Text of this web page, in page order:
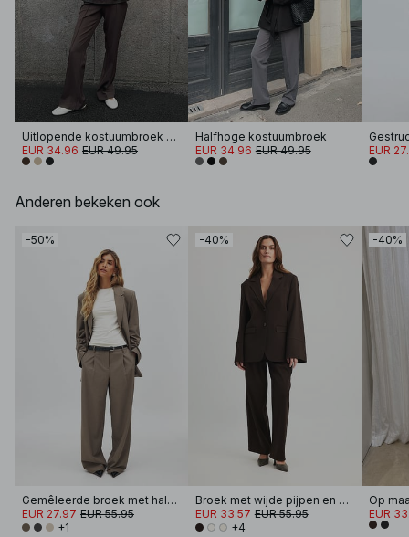
Uitlopende kostuumbroek met halfhoge taille
EUR 34.96 EUR 49.95
Halfhoge kostuumbroek
EUR 34.96 EUR 49.95 EUR
Anderen bekeken ook
-50%
Gemêleerde broek met halfhoge taille
EUR 27.97 EUR 55.95
+1
-40%
Broek met wijde pijpen en hoge taille
EUR 33.57 EUR 55.95
+4
-40%
EUR